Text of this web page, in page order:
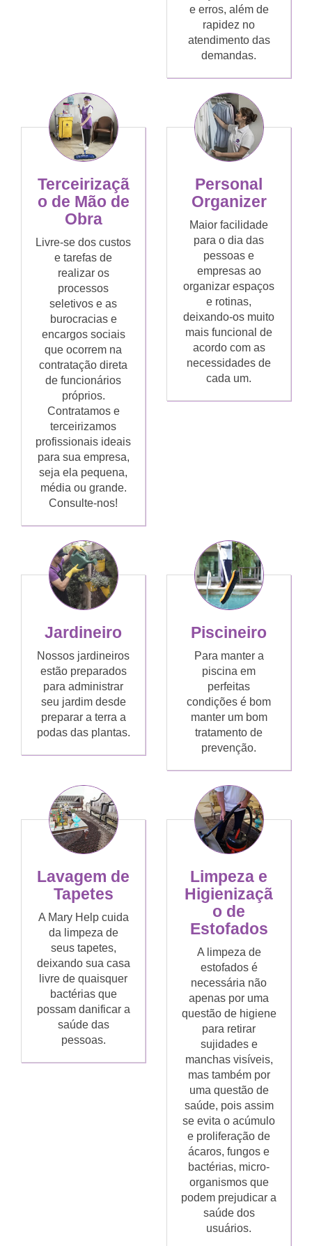
e erros, além de
rapidez no
atendimento das
demandas.
Terceirizaçã
o de Mão de
Obra
Livre-se dos custos
e tarefas de
realizar os
processos
seletivos e as
burocracias e
encargos sociais
que ocorrem na
contratação direta
de funcionários
próprios.
Contratamos e
terceirizamos
profissionais ideais
para sua empresa,
seja ela pequena,
média ou grande.
Consulte-nos!
Personal
Organizer
Maior facilidade
para o dia das
pessoas e
empresas ao
organizar espaços
e rotinas,
deixando-os muito
mais funcional de
acordo com as
necessidades de
cada um.
Jardineiro
Nossos jardineiros
estão preparados
para administrar
seu jardim desde
preparar a terra a
podas das plantas.
Piscineiro
Para manter a
piscina em
perfeitas
condições é bom
manter um bom
tratamento de
prevenção.
Lavagem de
Tapetes
A Mary Help cuida
da limpeza de
seus tapetes,
deixando sua casa
livre de quaisquer
bactérias que
possam danificar a
saúde das
pessoas.
Limpeza e
Higienizaçã
o de
Estofados
A limpeza de
estofados é
necessária não
apenas por uma
questão de higiene
para retirar
sujidades e
manchas visíveis,
mas também por
uma questão de
saúde, pois assim
se evita o acúmulo
e proliferação de
ácaros, fungos e
bactérias, micro-
organismos que
podem prejudicar a
saúde dos
usuários.